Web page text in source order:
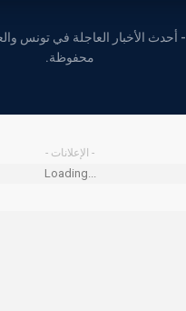
© 2026 - أحدث الأخبار العاجلة في تونس
محفوظة.
- الإعلانات -
Loading...